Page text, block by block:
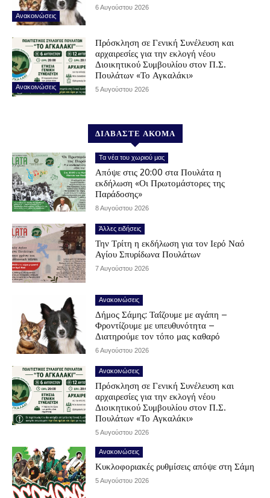
Ανακοινώσεις
6 Αυγούστου 2026
Ανακοινώσεις
Πρόσκληση σε Γενική Συνέλευση και
αρχαιρεσίες για την εκλογή νέου
Διοικητικού Συμβουλίου στον Π.Σ.
Πουλάτων «Το Αγκαλάκι»
5 Αυγούστου 2026
ΔΙΑΒΑΣΤΕ ΑΚΟΜΑ
Τα νέα του χωριού μας
Απόψε στις 20:00 στα Πουλάτα η
εκδήλωση «Οι Πρωτομάστορες της
Παράδοσης»
8 Αυγούστου 2026
Άλλες ειδήσεις
Την Τρίτη η εκδήλωση για τον Ιερό Ναό
Αγίου Σπυρίδωνα Πουλάτων
7 Αυγούστου 2026
Ανακοινώσεις
Δήμος Σάμης: Ταΐζουμε με αγάπη –
Φροντίζουμε με υπευθυνότητα –
Διατηρούμε τον τόπο μας καθαρό
6 Αυγούστου 2026
Ανακοινώσεις
Πρόσκληση σε Γενική Συνέλευση και
αρχαιρεσίες για την εκλογή νέου
Διοικητικού Συμβουλίου στον Π.Σ.
Πουλάτων «Το Αγκαλάκι»
5 Αυγούστου 2026
Ανακοινώσεις
Κυκλοφοριακές ρυθμίσεις απόψε στη Σάμη
5 Αυγούστου 2026